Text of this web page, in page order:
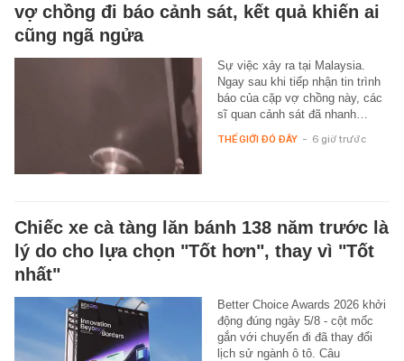
vợ chồng đi báo cảnh sát, kết quả khiến ai
cũng ngã ngửa
Sự việc xảy ra tại Malaysia.
Ngay sau khi tiếp nhận tin trình
báo của cặp vợ chồng này, các
sĩ quan cảnh sát đã nhanh…
THẾ GIỚI ĐÓ ĐÂY - 6 giờ trước
Chiếc xe cà tàng lăn bánh 138 năm trước là
lý do cho lựa chọn "Tốt hơn", thay vì "Tốt
nhất"
Better Choice Awards 2026 khởi
động đúng ngày 5/8 - cột mốc
gắn với chuyến đi đã thay đổi
lịch sử ngành ô tô. Câu